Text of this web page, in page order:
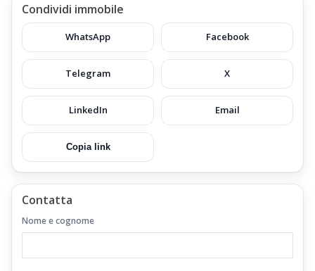
Condividi immobile
WhatsApp Facebook
Telegram X
LinkedIn Email
Copia link
Contatta
Nome e cognome